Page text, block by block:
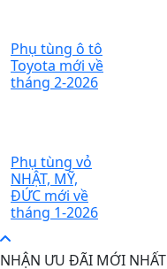
Phụ tùng ô tô
Toyota mới về
tháng 2-2026
Phụ tùng vỏ
NHẬT, MỸ,
ĐỨC mới về
tháng 1-2026
NHẬN ƯU ĐÃI MỚI NHẤT